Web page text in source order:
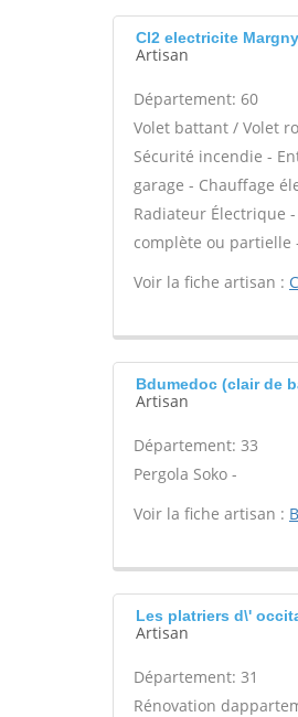
Cl2 electricite
Artisan
Département: 60
Volet battant / Volet
Sécurité incendie -
garage - Chauffage
Radiateur Électrique
complète ou
Voir la fiche artisan :
Bdumedoc (clair de
Artisan
Département: 33
Pergola Soko -
Voir la fiche artisan :
Les platriers d\'
Artisan
Département: 31
Rénovation